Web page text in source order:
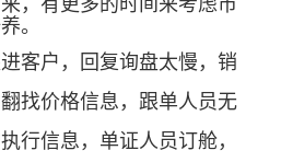
。
客户，回复询盘太慢，销
找价格信息，跟单人员无
行信息，单证人员订舱，